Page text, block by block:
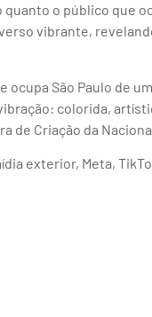
o público que
vibrante,
São Paulo de
colorida,
de Criação da
exterior, Meta,